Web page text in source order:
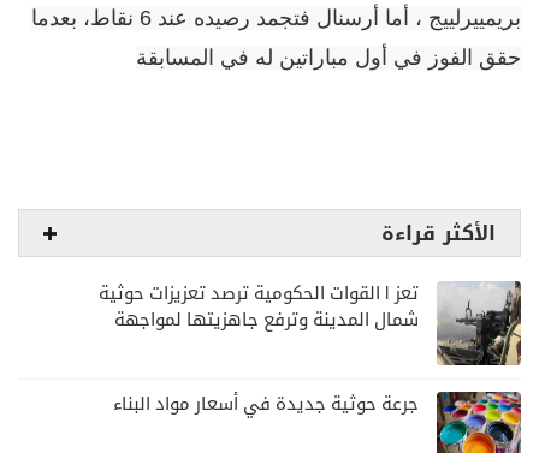
بريمييرلييج ، أما أرسنال فتجمد رصيده عند 6 نقاط، بعدما
حقق الفوز في أول مباراتين له في المسابقة
الأكثر قراءة
تعز | القوات الحكومية ترصد تعزيزات حوثية
شمال المدينة وترفع جاهزيتها لمواجهة
جرعة حوثية جديدة في أسعار مواد البناء